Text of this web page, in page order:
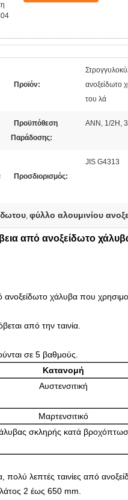
Προϊόν:
ανοξείδωτο
του λά
Προϋπόθεση
Παράδοσης:
ΑΝΝ, 1/2H,
Προσδιορισμός:
JIS G4313
, φύλλο αλουμινίου
από ανοξείδωτο
χάλυβα που
από την ταινία.
σε 5 βαθμούς.
Κατανομή
Αυστενσιτική
Μαρτενσιτικό
σκληρής κατά
λεπτές ταινίες από
2 έως 650 mm.